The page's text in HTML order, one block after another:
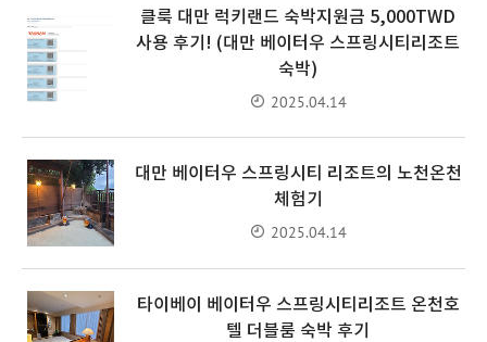
클룩 대만 럭키랜드 숙박지원금 5,000TWD
사용 후기! (대만 베이터우 스프링시티리조트
숙박)
2025.04.14
대만 베이터우 스프링시티 리조트의 노천온천
체험기
2025.04.14
타이베이 베이터우 스프링시티리조트 온천호
텔 더블룸 숙박 후기